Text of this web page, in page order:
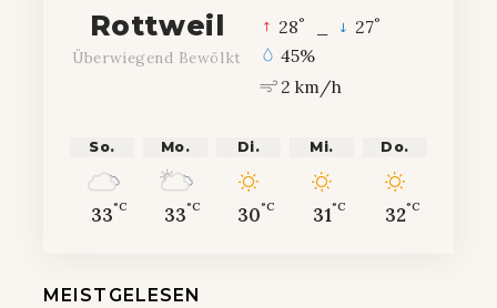
Rottweil
Überwiegend Bewölkt
28° 27°
45%
2 km/h
So.
33°C
Mo.
33°C
Di.
30°C
Mi.
31°C
Do.
32°C
MEISTGELESEN